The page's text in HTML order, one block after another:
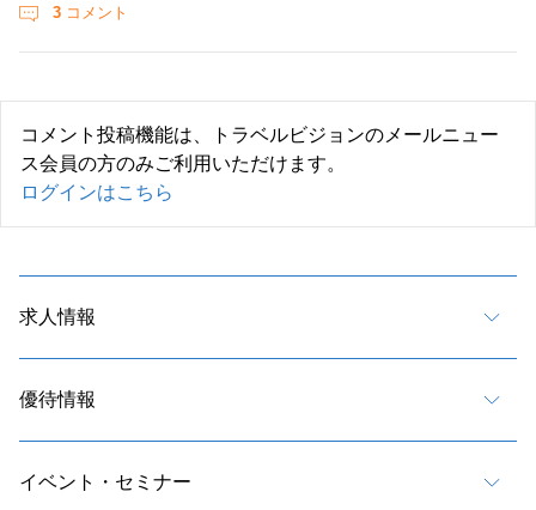
3 コメント
コメント投稿機能は、トラベルビジョンのメールニュー
ス会員の方のみご利用いただけます。
ログインはこちら
求人情報
優待情報
イベント・セミナー